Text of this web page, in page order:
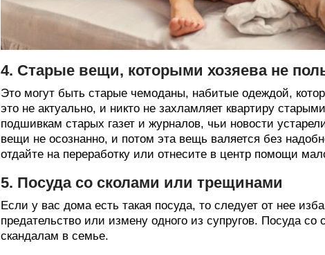
4. Старые вещи, которыми хозяева не
Это могут быть старые чемоданы, набитые одеждой,
это не актуально, и никто не захламляет квартиру
подшивкам старых газет и журналов, чьи новости
вещи не осознанно, и потом эта вещь валяется без
отдайте на переработку или отнесите в центр помощи
5. Посуда со сколами или трещинами
Если у вас дома есть такая посуда, то следует от нее
предательство или измену одного из супругов. Посуда
скандалам в семье.